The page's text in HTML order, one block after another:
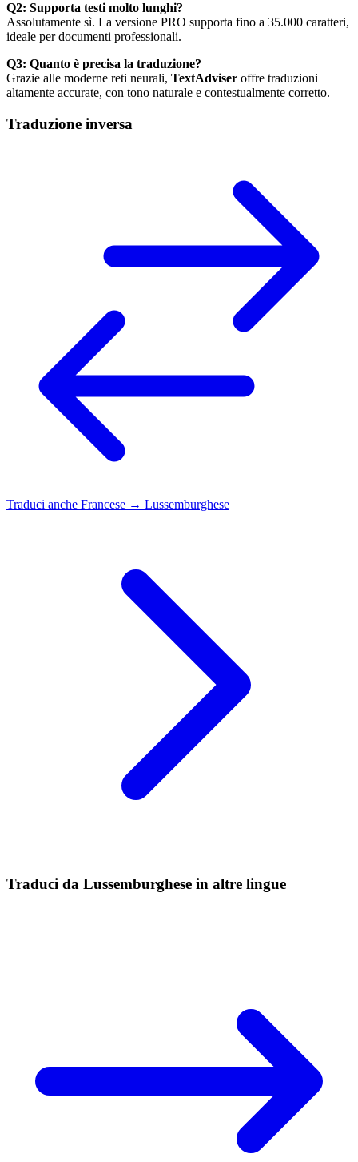
Q2: Supporta testi molto lunghi?
Assolutamente sì. La versione PRO supporta fino a 35.000 caratteri,
ideale per documenti professionali.
Q3: Quanto è precisa la traduzione?
Grazie alle moderne reti neurali, TextAdviser offre traduzioni
altamente accurate, con tono naturale e contestualmente corretto.
Traduzione inversa
Traduci anche Francese → Lussemburghese
Traduci da Lussemburghese in altre lingue